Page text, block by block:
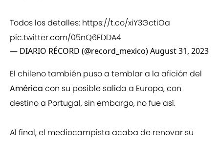
Todos los detalles: https://t.co/xiY3GctiOa
pic.twitter.com/05nQ6FDDA4
— DIARIO RÉCORD (@record_mexico)August 31, 2023
El chileno también puso a temblar a la afición del
América con su posible salida a Europa, con
destino a Portugal, sin embargo, no fue así.
Al final, el mediocampista acaba de renovar su